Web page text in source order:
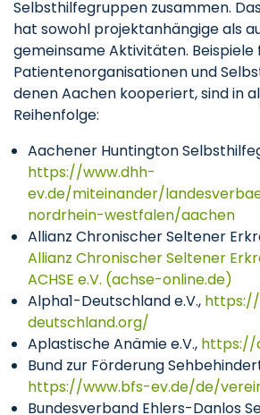
Selbsthilfegruppen zusammen.
hat sowohl projektanhängige als
gemeinsame Aktivitäten. Beispiele
Patientenorganisationen und
denen Aachen kooperiert, sind in
Reihenfolge:
Aachener Huntington
https://www.dhh-
ev.de/miteinander/
nordrhein-westfalen/aachen
Allianz Chronischer Seltener
Allianz Chronischer Seltener
ACHSE e.V. (achse-online.de)
Alpha1-Deutschland e.V., https://
deutschland.org/
Aplastische Anämie e.V., https://
Bund zur Förderung
https://www.bfs-ev.de/de/
Bundesverband Ehlers-Danlos